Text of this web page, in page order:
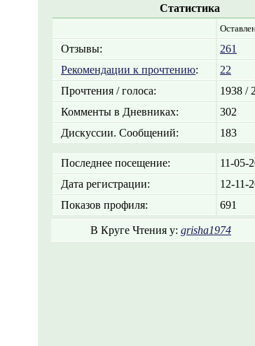
Статистика
Отзывы: 261
Рекомендации к прочтению: 22
Прочтения / голоса:
1938 /
Комменты в Дневниках:
302
Дискуссии. Сообщений:
183
Последнее посещение:
11-05-
Дата регистрации:
12-11-
Показов профиля:
691
В Круге Чтения у: grisha1974